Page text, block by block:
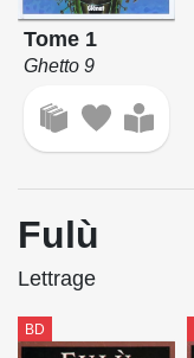
Tome 1
Ghetto 9
Fulù
Lettrage
BD